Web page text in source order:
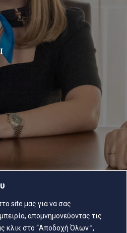
site μας για να σας
απομνημονεύοντας τις
κλικ στο “Αποδοχή Όλων ”,